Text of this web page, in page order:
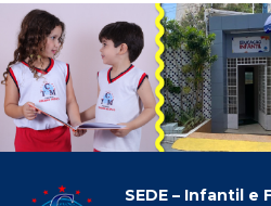
SEDE – Infantil e